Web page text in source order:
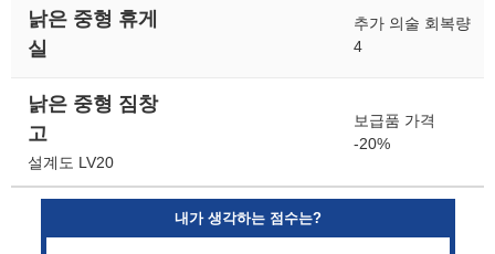
낡은 중형 휴게
실
추가 의술 회복량
4
낡은 중형 짐창
고
설계도 LV20
보급품 가격
-20%
내가 생각하는 점수는?